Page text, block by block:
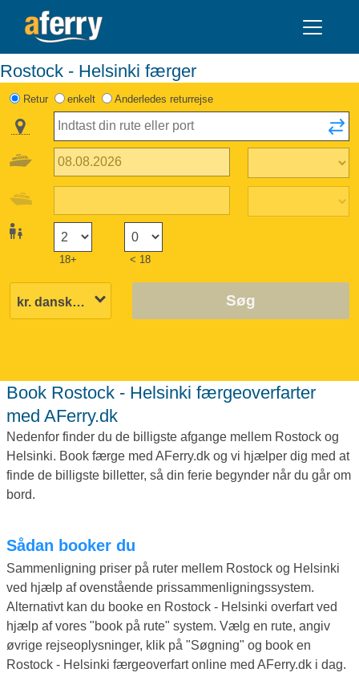
Rostock - Helsinki færger
Retur enkelt Anderledes returrejse
18+ < 18
Søg
Book Rostock - Helsinki færgeoverfarter
med AFerry.dk
Nedenfor finder du de billigste afgange mellem Rostock og
Helsinki. Book færge med AFerry.dk og vi hjælper dig med at
finde de billigste billetter, så din ferie begynder når du går om
bord.
Sådan booker du
Sammenligning priser på ruter mellem Rostock og Helsinki
ved hjælp af ovenstående prissammenligningssystem.
Alternativt kan du booke en Rostock - Helsinki overfart ved
hjælp af vores "book på rute" system. Vælg en rute, angiv
øvrige rejseoplysninger, klik på "Søgning" og book en
Rostock - Helsinki færgeoverfart online med AFerry.dk i dag.